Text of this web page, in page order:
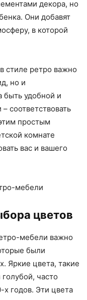
декора, но
Они добавят
в которой
стиле ретро важно
но и
быть удобной и
соответствовать
простым
комнате
вас и вашего
мебели
цветов
мебели важно
были
Яркие цвета, такие
часто
х годов. Эти цвета